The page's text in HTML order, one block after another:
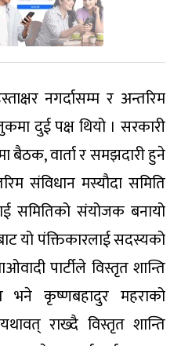
नगर्दासम्म र अन्तरिम
दुई पक्ष थियो । सरकारी
बैठक, वार्ता र समझदारी हुने
संविधान मस्यौदा समिति
समितिको संयोजक बनायो
यो पंक्तिकारलाई सदस्यको
पार्टीले विस्तृत शान्ति
भने कृष्णबहादुर महराको
राख्दै विस्तृत शान्ति